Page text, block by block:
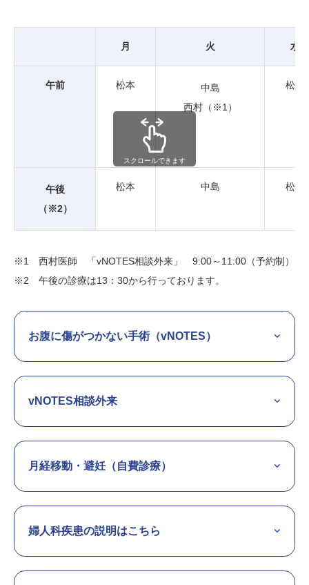
月 火 水
午前 松本
中島
西村（※1）
松本
午後
（※2）
松本 中島 松本
スクロールできます
※1 西村医師 「vNOTES相談外来」 9:00～11:00（予約制）
※2 午後の診療は13：30から行っております。
お腹に傷がつかない手術（vNOTES）
vNOTES相談外来
月経移動・避妊（自費診療）
婦人科疾患の説明はこちら